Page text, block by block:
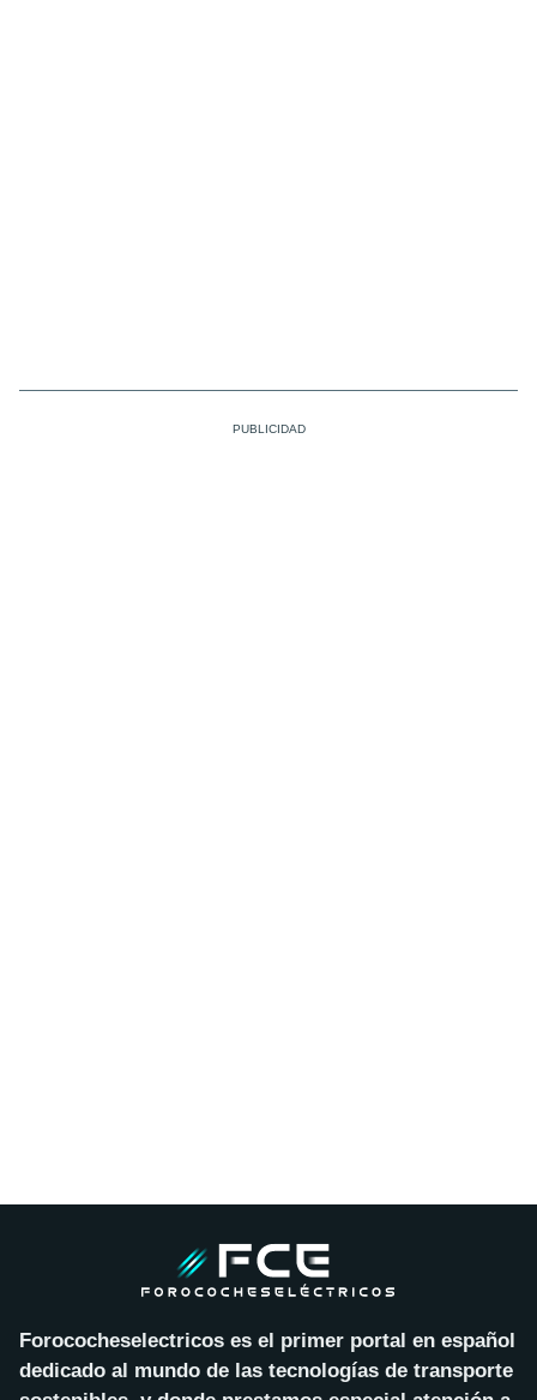
Forococheselectricos es el primer portal en español
dedicado al mundo de las tecnologías de transporte